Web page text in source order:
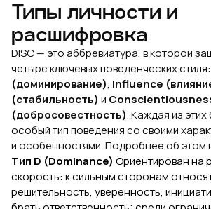
Типы личности и
расшифровка
DISC — это аббревиатура, в которой
четыре ключевых поведенческих стиля:
(доминирование), Influence
(стабильность) и
(добросовестность). Каждая из
особый тип поведения со своими
и особенностями. Подробнее об этом
Тип D (Dominance) Ориентирован на
скорость: к сильным сторонам
решительность, уверенность,